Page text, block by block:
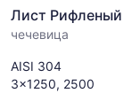
и
обновляется
мере
обновления
Лист Рифленый
чечевица
AISI 304
3x1250, 2500